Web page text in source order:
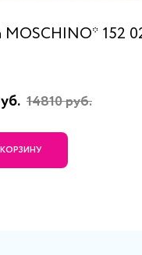
MOSCHINO* 152
14810 руб.